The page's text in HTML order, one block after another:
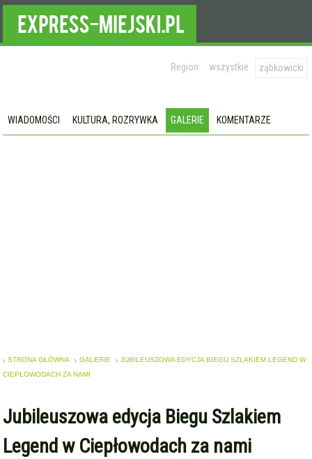
Region: wszystkie ząbkowicki
WIADOMOŚCI KULTURA, ROZRYWKA GALERIE KOMENTARZE
STRONA GŁÓWNA GALERIE
JUBILEUSZOWA EDYCJA BIEGU SZLAKIEM LEGEND W
CIEPŁOWODACH ZA NAMI
Jubileuszowa edycja Biegu Szlakiem
Legend w Ciepłowodach za nami